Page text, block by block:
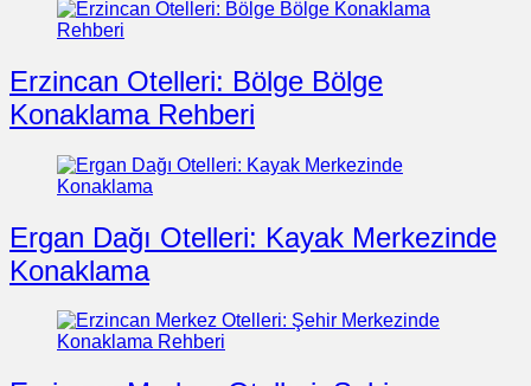
Erzincan Otelleri: Bölge Bölge
Konaklama Rehberi
Ergan Dağı Otelleri: Kayak Merkezinde
Konaklama